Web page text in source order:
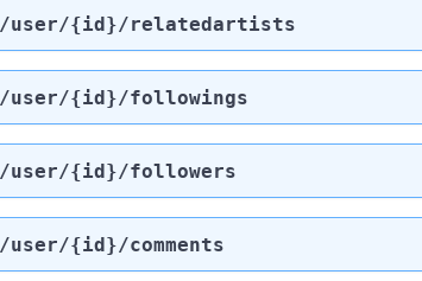
/user/{id}/relatedartists
/user/{id}/followings
/user/{id}/followers
/user/{id}/comments